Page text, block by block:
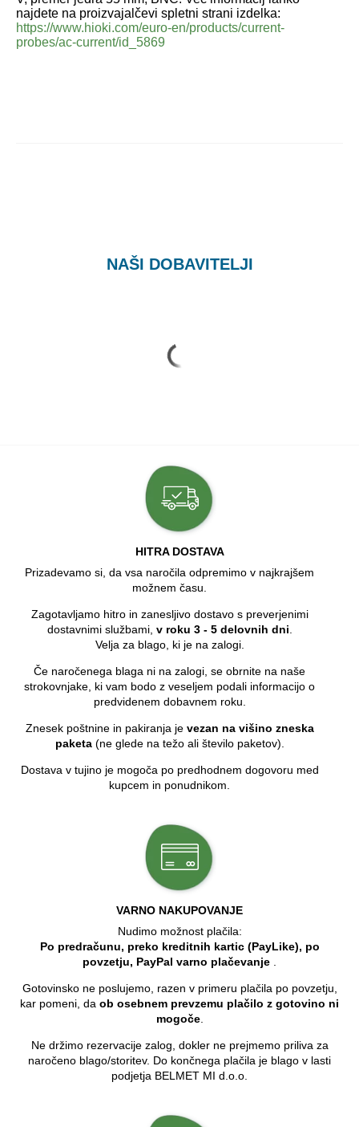
najdete na proizvajalčevi spletni strani izdelka:
https://www.hioki.com/euro-en/products/current-
probes/ac-current/id_5869
NAŠI DOBAVITELJI
HITRA DOSTAVA
Prizadevamo si, da vsa naročila odpremimo v najkrajšem
možnem času.
Zagotavljamo hitro in zanesljivo dostavo s preverjenimi
dostavnimi službami, v roku 3 - 5 delovnih dni
Velja za blago, ki je na zalogi.
Če naročenega blaga ni na zalogi, se obrnite na naše
strokovnjake, ki vam bodo z veseljem podali informacijo o
predvidenem dobavnem roku.
Znesek poštnine in pakiranja je vezan na višino zneska
paketa(ne glede na težo ali število paketov).
Dostava v tujino je mogoča po predhodnem dogovoru med
kupcem in ponudnikom.
VARNO NAKUPOVANJE
Nudimo možnost plačila:
Po predračunu, preko kreditnih kartic (PayLike), po
povzetju, PayPal varno plačevanje
Gotovinsko ne poslujemo, razen v primeru plačila po povzetju,
kar pomeni, da ob osebnem prevzemu plačilo z gotovino ni
mogoče.
Ne držimo rezervacije zalog, dokler ne prejmemo priliva za
naročeno blago/storitev. Do končnega plačila je blago v lasti
podjetja BELMET MI d.o.o.